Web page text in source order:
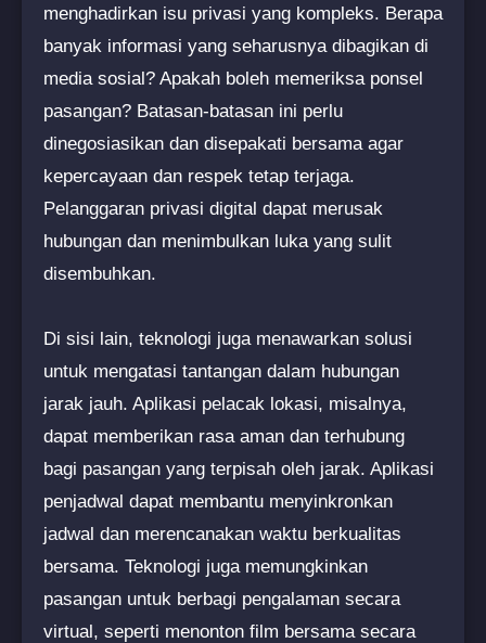
menghadirkan isu privasi yang kompleks. Berapa
banyak informasi yang seharusnya dibagikan di
media sosial? Apakah boleh memeriksa ponsel
pasangan? Batasan-batasan ini perlu
dinegosiasikan dan disepakati bersama agar
kepercayaan dan respek tetap terjaga.
Pelanggaran privasi digital dapat merusak
hubungan dan menimbulkan luka yang sulit
disembuhkan.
Di sisi lain, teknologi juga menawarkan solusi
untuk mengatasi tantangan dalam hubungan
jarak jauh. Aplikasi pelacak lokasi, misalnya,
dapat memberikan rasa aman dan terhubung
bagi pasangan yang terpisah oleh jarak. Aplikasi
penjadwal dapat membantu menyinkronkan
jadwal dan merencanakan waktu berkualitas
bersama. Teknologi juga memungkinkan
pasangan untuk berbagi pengalaman secara
virtual, seperti menonton film bersama secara